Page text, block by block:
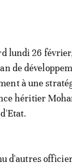
lundi 26
de
à une
héritier
d'autres